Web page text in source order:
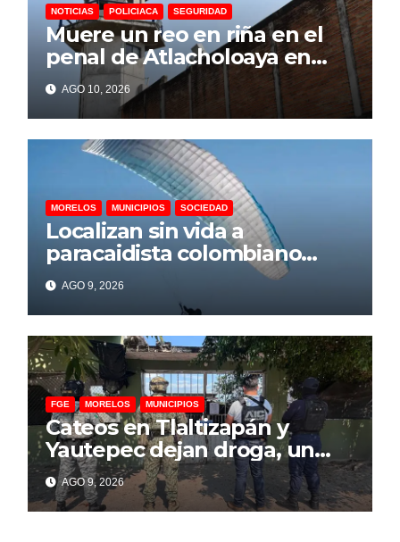
NOTICIAS POLICIACA SEGURIDAD
Muere un reo en riña en el
penal de Atlacholoaya en
Morelos
AGO 10, 2026
MORELOS MUNICIPIOS SOCIEDAD
Localizan sin vida a
paracaidista colombiano
desaparecido en Puente de
Ixtla
AGO 9, 2026
FGE MORELOS MUNICIPIOS
Cateos en Tlaltizapán y
Yautepec dejan droga, un
arma artesanal y
motocicletas desvalijadas
AGO 9, 2026